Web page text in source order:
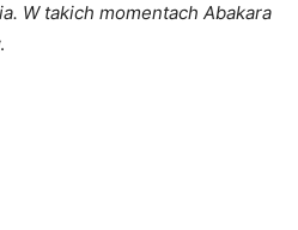
W takich momentach Abakara